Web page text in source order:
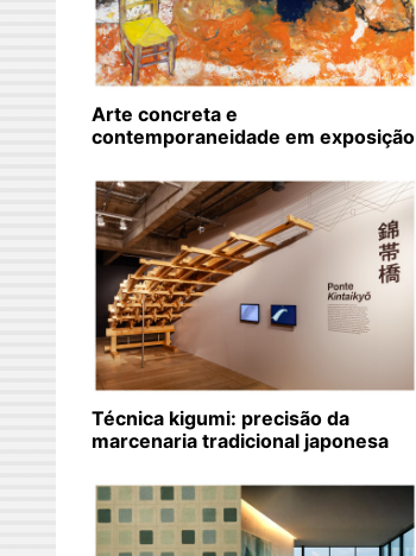
Arte concreta e
contemporaneidade em exposição
Técnica kigumi: precisão da
marcenaria tradicional japonesa